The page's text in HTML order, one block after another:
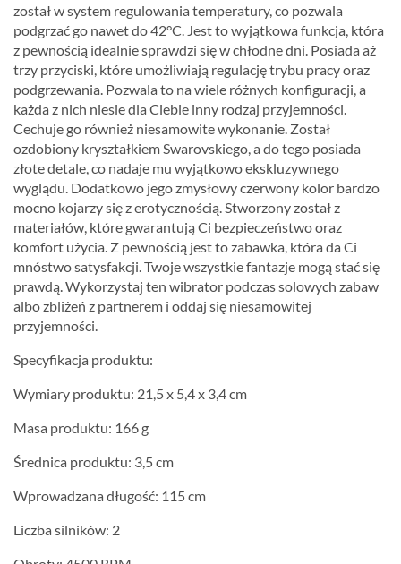
został w system regulowania temperatury, co pozwala
podgrzać go nawet do 42°C. Jest to wyjątkowa funkcja, która
z pewnością idealnie sprawdzi się w chłodne dni. Posiada aż
trzy przyciski, które umożliwiają regulację trybu pracy oraz
podgrzewania. Pozwala to na wiele różnych konfiguracji, a
każda z nich niesie dla Ciebie inny rodzaj przyjemności.
Cechuje go również niesamowite wykonanie. Został
ozdobiony kryształkiem Swarovskiego, a do tego posiada
złote detale, co nadaje mu wyjątkowo ekskluzywnego
wyglądu. Dodatkowo jego zmysłowy czerwony kolor bardzo
mocno kojarzy się z erotycznością. Stworzony został z
materiałów, które gwarantują Ci bezpieczeństwo oraz
komfort użycia. Z pewnością jest to zabawka, która da Ci
mnóstwo satysfakcji. Twoje wszystkie fantazje mogą stać się
prawdą. Wykorzystaj ten wibrator podczas solowych zabaw
albo zbliżeń z partnerem i oddaj się niesamowitej
przyjemności.
Specyfikacja produktu:
Wymiary produktu: 21,5 x 5,4 x 3,4 cm
Masa produktu: 166 g
Średnica produktu: 3,5 cm
Wprowadzana długość: 115 cm
Liczba silników: 2